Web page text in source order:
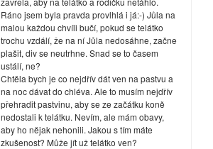
Ráno jsem byla pravda provlhlá i já:-) Jůla na
malou každou chvíli bučí, pokud se telátko
trochu vzdálí, že na ní Jůla nedosáhne, začne
plašit, div se neutrhne. Snad se to časem
ustálí, ne?
Chtěla bych je co nejdřív dát ven na pastvu a
na noc dávat do chléva. Ale to musím nejdřív
přehradit pastvinu, aby se ze začátku koně
nedostali k telátku. Nevím, ale mám obavy,
aby ho nějak nehonili. Jakou s tím máte
zkušenost? Může jít už telátko ven?